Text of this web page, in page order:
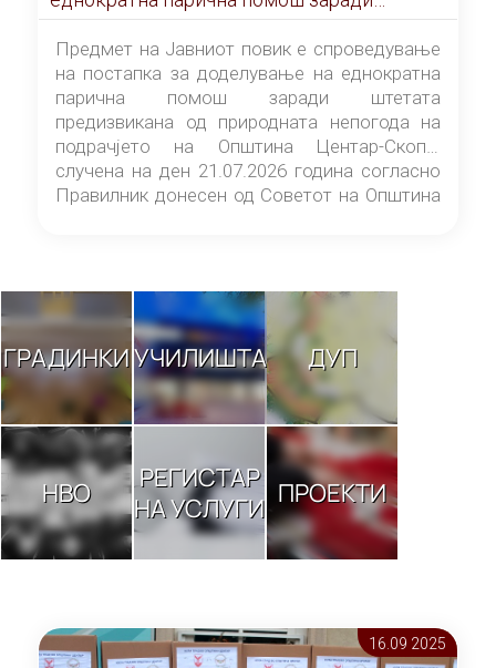
штетата предизвикана од природната
непогода на подрачјето на Општина
Центар-Скопје случена на ден 21.07.2026
година
Предмет на Јавниот повик е спроведување
на постапка за доделување на еднократна
парична помош заради штетата
предизвикана од природната непогода на
подрачјето на Општина Центар-Скопје
случена на ден 21.07.2026 година согласно
Правилник донесен од Советот на Општина
ГРАДИНКИУЧИЛИШТА ДУП
НВО
РЕГИСТАР
НА УСЛУГИ ПРОЕКТИ
16.09 2025